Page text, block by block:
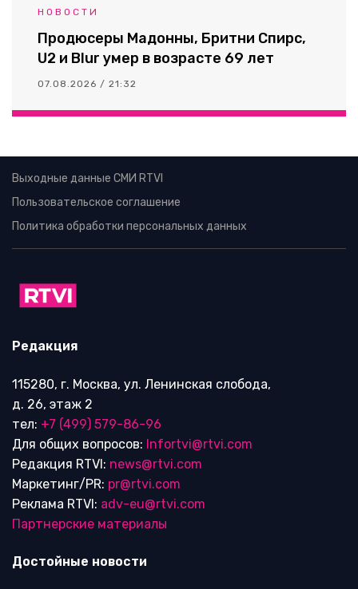
НОВОСТИ
Продюсеры Мадонны, Бритни Спирс,
U2 и Blur умер в возрасте 69 лет
07.08.2026 / 21:32
Выходные данные СМИ RTVI
Пользовательское соглашение
Политика обработки персональных данных
Редакция
115280, г. Москва, ул. Ленинская слобода,
д. 26, этаж 2
тел: +7 (499) 579-86-96
Для общих вопросов: Infortvi@rtvi.com
Редакция RTVI: news@rtvi.com
Маркетинг/PR: pr@rtvi.com
Реклама RTVI: adv-eu@rtvi.com
Партнерские материалы
Достойные новости